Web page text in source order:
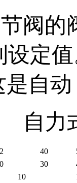
阀
设定
自
自力
40
30
10